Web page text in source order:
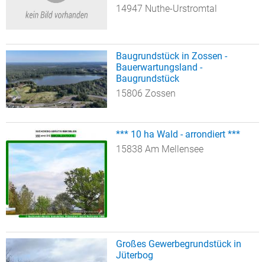
14947 Nuthe-Urstromtal
Baugrundstück in Zossen -
Bauerwartungsland -
Baugrundstück
15806 Zossen
*** 10 ha Wald - arrondiert ***
15838 Am Mellensee
Großes Gewerbegrundstück in
Jüterbog